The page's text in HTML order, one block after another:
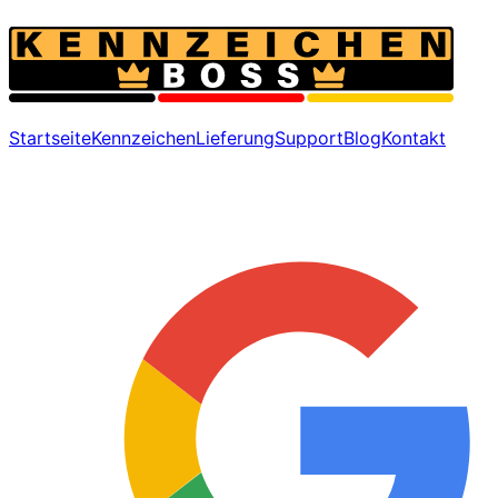
StartseiteKennzeichenLieferungSupportBlogKontakt